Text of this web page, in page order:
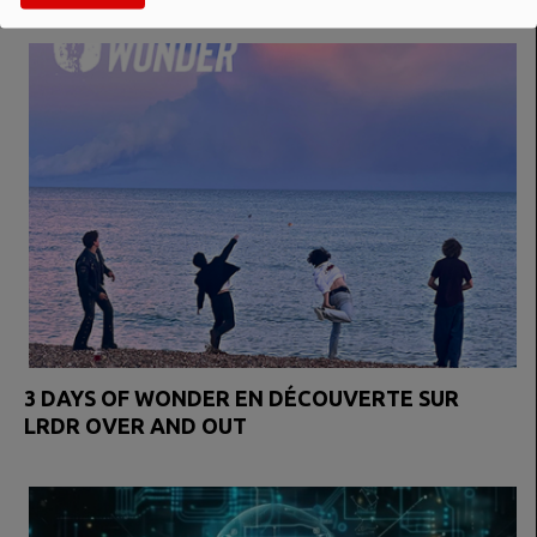
3 DAYS OF WONDER EN DÉCOUVERTE SUR
LRDR OVER AND OUT